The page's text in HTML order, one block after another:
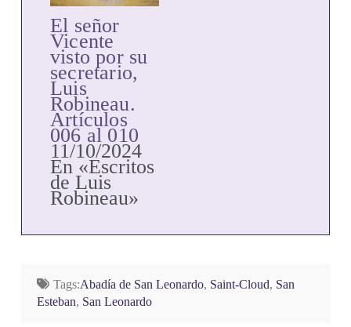
El señor
Vicente
visto por su
secretario,
Luis
Robineau.
Artículos
006 al 010
11/10/2024
En «Escritos
de Luis
Robineau»
Tags:Abadía de San Leonardo, Saint-Cloud, San
Esteban, San Leonardo